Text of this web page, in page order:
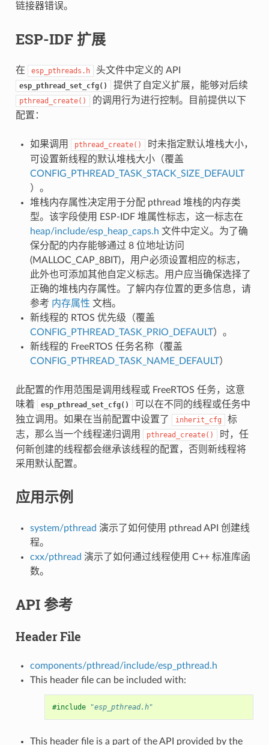
链接器错误。
ESP-IDF 扩展
在 esp_pthreads.h 头文件中定义的 API
esp_pthread_set_cfg() 提供了自定义扩展，能够对后续
pthread_create()
的调用行为进行控制。目前提供以下
配置：
如果调用 pthread_create()
时未指定默认堆栈大小，
可设置新线程的默认堆栈大小（覆盖
CONFIG_PTHREAD_TASK_STACK_SIZE_DEFAULT
）。
堆栈内存属性决定用于分配 pthread 堆栈的内存类
型。该字段使用 ESP-IDF 堆属性标志，这一标志在
heap/include/esp_heap_caps.h 文件中定义。为了确
保分配的内存能够通过 8 位地址访问
(MALLOC_CAP_8BIT)，用户必须设置相应的标志，
此外也可添加其他自定义标志。用户应当确保选择了
正确的堆栈内存属性。了解内存位置的更多信息，请
参考 内存属性 文档。
新线程的 RTOS 优先级（覆盖
CONFIG_PTHREAD_TASK_PRIO_DEFAULT）。
新线程的 FreeRTOS 任务名称（覆盖
CONFIG_PTHREAD_TASK_NAME_DEFAULT）
此配置的作用范围是调用线程或 FreeRTOS 任务，这意
味着
esp_pthread_set_cfg()
可以在不同的线程或任务中
独立调用。如果在当前配置中设置了
inherit_cfg
标
志，那么当一个线程递归调用
pthread_create()
时，任
何新创建的线程都会继承该线程的配置，否则新线程将
采用默认配置。
应用示例
system/pthread 演示了如何使用 pthread API 创建线
程。
cxx/pthread 演示了如何通过线程使用 C++ 标准库函
数。
API 参考
Header File
components/pthread/include/esp_pthread.h
This header file can be included with:
#include "esp_pthread.h"
This header file is a part of the API provided by the